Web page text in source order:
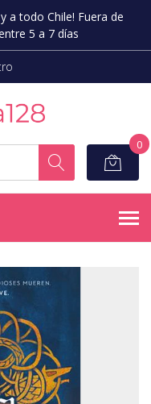
a todo Chile! Fuera de
5 a 7 días
0